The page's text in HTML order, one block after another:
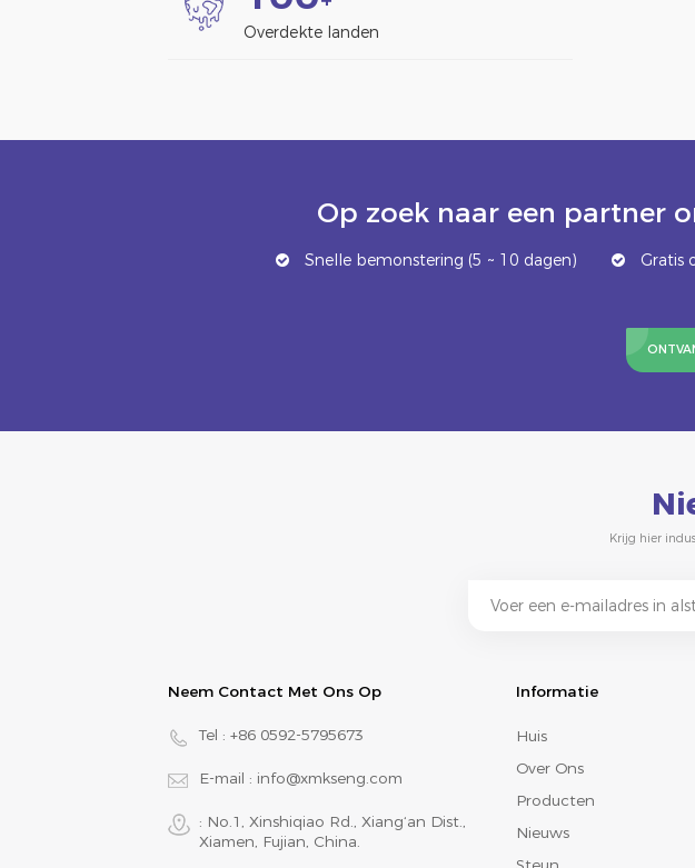
Overdekte landen
Op zoek naar een partner
Snelle bemonstering (5 ~ 10 dagen) Gratis
Krijg hier
Neem Contact Met Ons Op
Tel : +86 0592-5795673
E-mail : info@xmkseng.com
: No.1, Xinshiqiao Rd., Xiang‘an Dist.,
Xiamen, Fujian, China.
Informatie
Huis
Over Ons
Producten
Nieuws